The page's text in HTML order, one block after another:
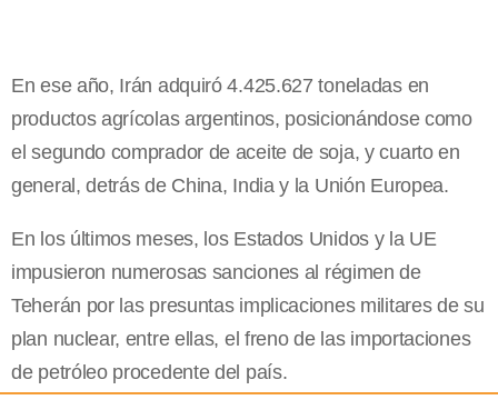
En ese año, Irán adquiró 4.425.627 toneladas en
productos agrícolas argentinos, posicionándose como
el segundo comprador de aceite de soja, y cuarto en
general, detrás de China, India y la Unión Europea.
En los últimos meses, los Estados Unidos y la UE
impusieron numerosas sanciones al régimen de
Teherán por las presuntas implicaciones militares de su
plan nuclear, entre ellas, el freno de las importaciones
de petróleo procedente del país.